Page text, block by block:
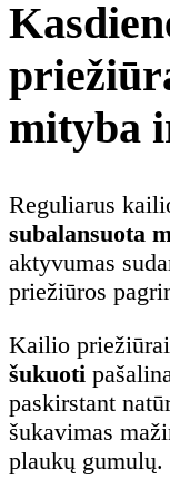
mityba
Reguliarus
subalansuota
aktyvumas
priežiūros
Kailio
šukuoti
paskirstant
šukavimas
plaukų gumulų.